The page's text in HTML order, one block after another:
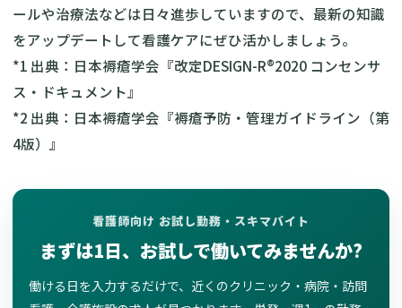
ールや治療法などは日々進歩していますので、最新の知識
をアップデートして看護ケアにぜひ活かしましょう。
*1 出典：日本褥瘡学会『改定DESIGN-R®2020 コンセンサ
ス・ドキュメント』
*2 出典：日本褥瘡学会『褥瘡予防・管理ガイドライン（第
4版）』
看護師向け お試し勤務・スキマバイト
まずは1日、お試しで働いてみませんか?
働ける日を入力するだけで、近くのクリニック・病院・訪問